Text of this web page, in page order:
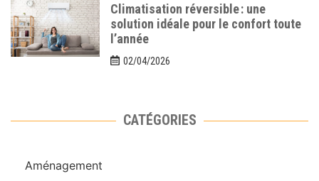
Climatisation réversible : une
solution idéale pour le confort toute
l’année
02/04/2026
CATÉGORIES
Aménagement